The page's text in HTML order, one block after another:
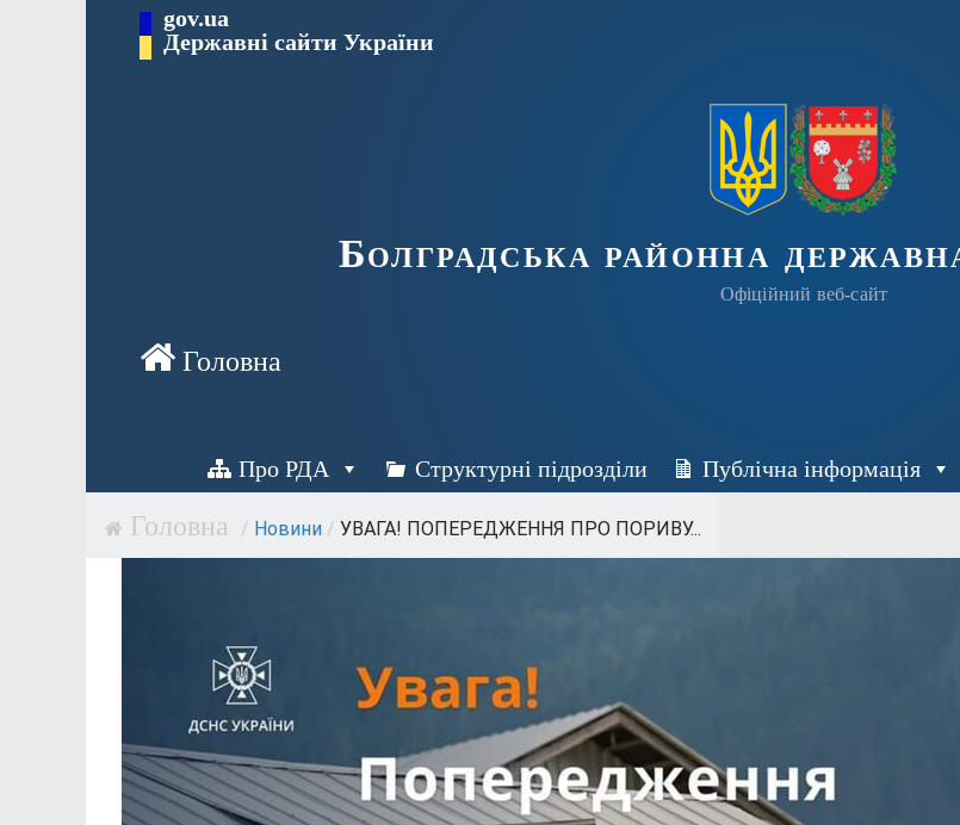
Перейти gov.ua
Державні сайти України
Болградська районна
Офіційний веб-сайт
Про РДА Структурні підрозділи Публічна інформація
/ Новини / УВАГА! ПОПЕРЕДЖЕННЯ ПРО ПОРИВУ...